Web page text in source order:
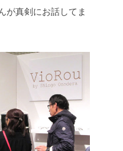
が真剣にお話してま